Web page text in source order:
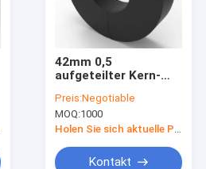
42mm 0,5
aufgeteilter Kern-
gedrehte Art Energie-
Überwachung
Preis:Negotiable
MOQ:1000
Holen Sie sich aktuelle Preis
Kontakt